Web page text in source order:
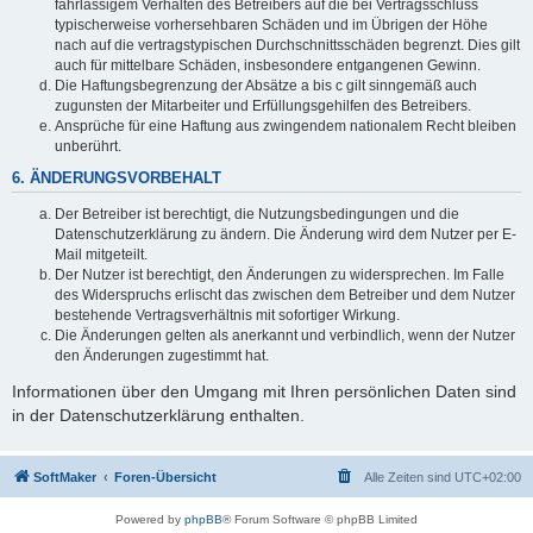
fahrlässigem Verhalten des Betreibers auf die bei Vertragsschluss
typischerweise vorhersehbaren Schäden und im Übrigen der Höhe
nach auf die vertragstypischen Durchschnittsschäden begrenzt. Dies gilt
auch für mittelbare Schäden, insbesondere entgangenen Gewinn.
Die Haftungsbegrenzung der Absätze a bis c gilt sinngemäß auch
zugunsten der Mitarbeiter und Erfüllungsgehilfen des Betreibers.
Ansprüche für eine Haftung aus zwingendem nationalem Recht bleiben
unberührt.
6. ÄNDERUNGSVORBEHALT
Der Betreiber ist berechtigt, die Nutzungsbedingungen und die
Datenschutzerklärung zu ändern. Die Änderung wird dem Nutzer per E-
Mail mitgeteilt.
Der Nutzer ist berechtigt, den Änderungen zu widersprechen. Im Falle
des Widerspruchs erlischt das zwischen dem Betreiber und dem Nutzer
bestehende Vertragsverhältnis mit sofortiger Wirkung.
Die Änderungen gelten als anerkannt und verbindlich, wenn der Nutzer
den Änderungen zugestimmt hat.
Informationen über den Umgang mit Ihren persönlichen Daten sind
in der Datenschutzerklärung enthalten.
SoftMaker Foren-Übersicht Alle Zeiten sind UTC+02:00
Powered by phpBB® Forum Software © phpBB Limited